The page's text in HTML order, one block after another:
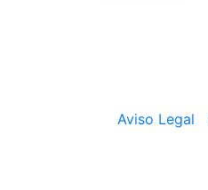
Aviso Legal